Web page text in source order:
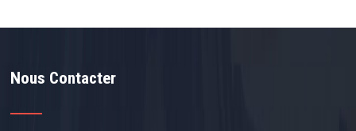
Nous Contacter